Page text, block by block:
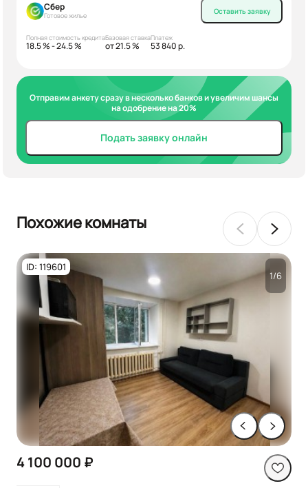
Сбер
Готовое жилье
Полная стоимость кредита
18.5 % - 24.5 %
Базовая ставка
от 21.5 %
Платеж
53 840 р.
Оставить заявку
Отправим анкету сразу в несколько банков и увеличим шансы
на одобрение на 20%
Подать заявку онлайн
Похожие комнаты
ID: 119601
1/6
4 100 000 ₽